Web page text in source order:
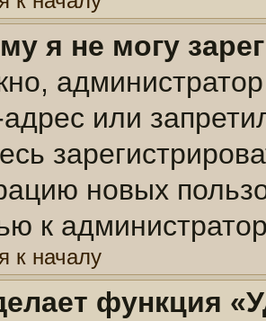
я не могу
или
новых
к
к началу
функция